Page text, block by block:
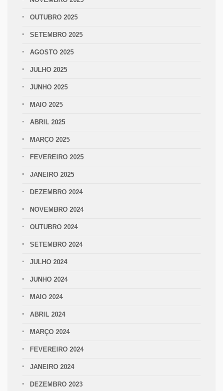
OUTUBRO 2025
SETEMBRO 2025
AGOSTO 2025
JULHO 2025
JUNHO 2025
MAIO 2025
ABRIL 2025
MARÇO 2025
FEVEREIRO 2025
JANEIRO 2025
DEZEMBRO 2024
NOVEMBRO 2024
OUTUBRO 2024
SETEMBRO 2024
JULHO 2024
JUNHO 2024
MAIO 2024
ABRIL 2024
MARÇO 2024
FEVEREIRO 2024
JANEIRO 2024
DEZEMBRO 2023